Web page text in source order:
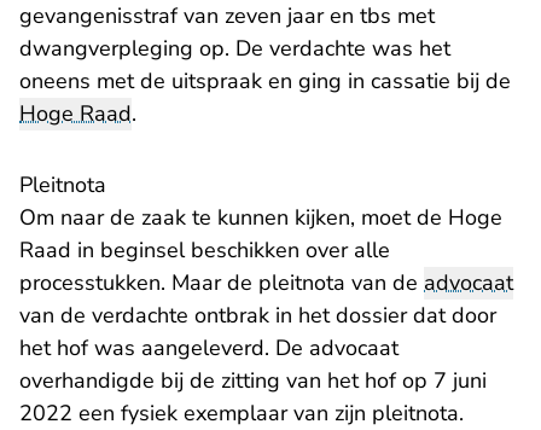
gevangenisstraf van zeven jaar en tbs met
dwangverpleging op. De verdachte was het
oneens met de uitspraak en ging in cassatie bij de
Hoge Raad.
Pleitnota
Om naar de zaak te kunnen kijken, moet de Hoge
Raad in beginsel beschikken over alle
processtukken. Maar de pleitnota van de advocaat
van de verdachte ontbrak in het dossier dat door
het hof was aangeleverd. De advocaat
overhandigde bij de zitting van het hof op 7 juni
2022 een fysiek exemplaar van zijn pleitnota.